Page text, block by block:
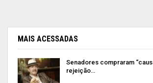
MAIS ACESSADAS
Senadores compraram
rejeição…